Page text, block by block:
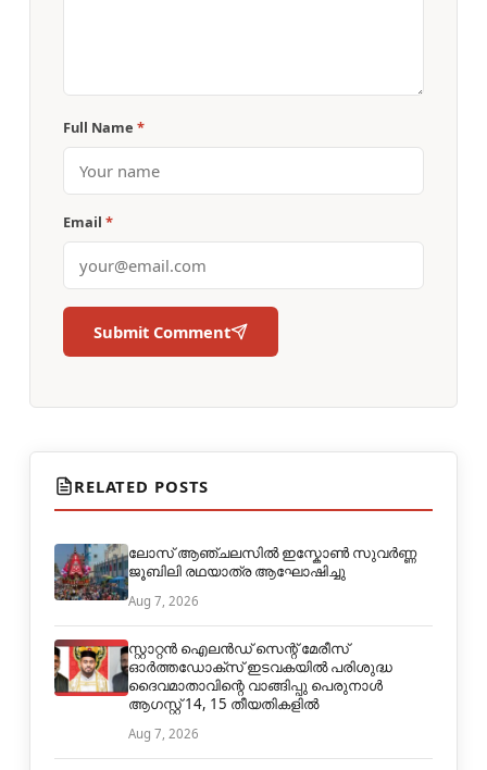
Full Name *
Email *
Submit Comment
RELATED POSTS
ലോസ് ആഞ്ചലസിൽ ഇസ്കോൺ സുവർണ്ണ
ജൂബിലി രഥയാത്ര ആഘോഷിച്ചു
Aug 7, 2026
സ്റ്റാറ്റൻ ഐലൻഡ് സെന്റ് മേരീസ്
ഓർത്തഡോക്സ് ഇടവകയിൽ പരിശുദ്ധ
ദൈവമാതാവിന്റെ വാങ്ങിപ്പു പെരുനാൾ
ആഗസ്റ്റ് 14, 15 തീയതികളിൽ
Aug 7, 2026